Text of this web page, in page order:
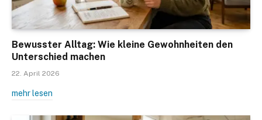
Bewusster Alltag: Wie kleine Gewohnheiten den
Unterschied machen
22. April 2026
mehr lesen